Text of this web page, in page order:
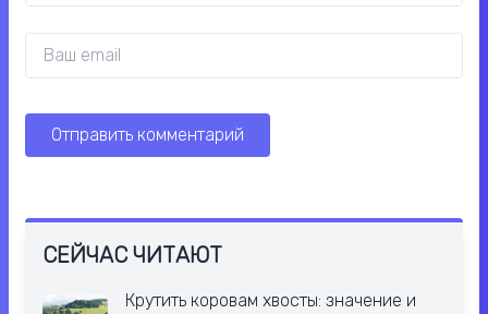
СЕЙЧАС ЧИТАЮТ
Крутить коровам хвосты: значение и